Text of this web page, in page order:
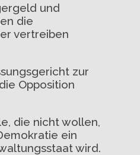
und
die
vertreiben
zur
Opposition
die nicht wollen,
ein
wird.